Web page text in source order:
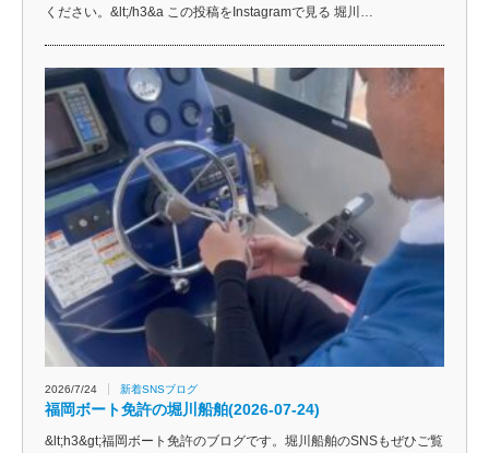
ください。&lt;/h3&a この投稿をInstagramで見る 堀川…
2026/7/24 新着SNSブログ
福岡ボート免許の堀川船舶(2026-07-24)
&lt;h3&gt;福岡ボート免許のブログです。堀川船舶のSNSもぜひご覧